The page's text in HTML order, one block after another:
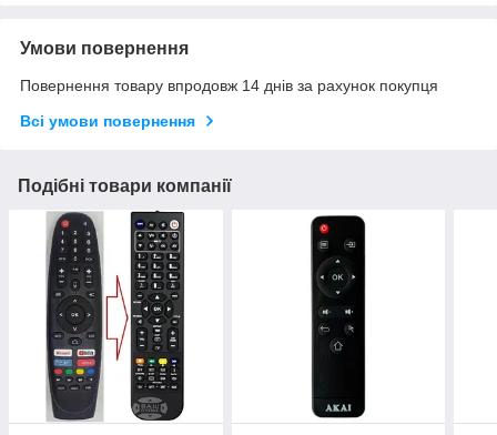
Умови повернення
Повернення товару впродовж 14 днів за рахунок покупця
Всі умови повернення
Подібні товари компанії